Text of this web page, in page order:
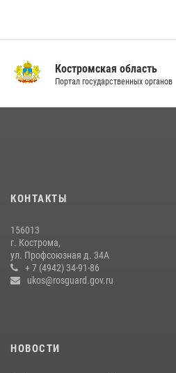
охраны Росгвардии за последнюю
14 июля 2026, 06:44
в ВУЗах Росгвардии
Росгвардейцы знакомят костромичей
31 июля 2026, 06:48
Костромская область
Портал государственных органов
КОНТАКТЫ
156013
г. Кострома,
ул. Профсоюзная д. 34А
+ 7 (4942) 34-91-86
ukos@rosguard.gov.ru
НОВОСТИ